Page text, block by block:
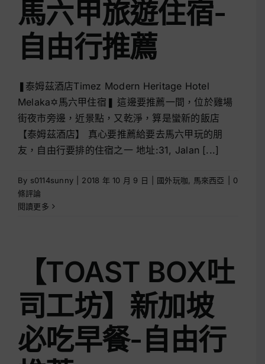
馬六甲旅遊住宿-
自由行推薦
❚泰姆茲酒店Timez Modern Heritage Hotel
Melaka✡馬六甲住宿❚ 這邊要推薦一間，位於雞場
街夜市旁邊，近景點，又乾淨，算是蠻新的飯店
【泰姆茲酒店】 真心要推薦給要去馬六甲玩的朋
友，自由行要排的住宿之一 地址:31, Jalan [...]
By s0114sunny 2018 年 10 月 9 日 國外玩咖 馬來西亞
0
條評論
閱讀更多
【TOAST BOX吐
司工坊】新加坡
必吃早餐-自由行